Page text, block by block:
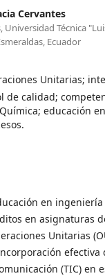
Cervantes
Técnica
Ecuador
Unitarias;
de calidad;
educación
en
en asignaturas
Unitarias
efectiva
(TIC) en